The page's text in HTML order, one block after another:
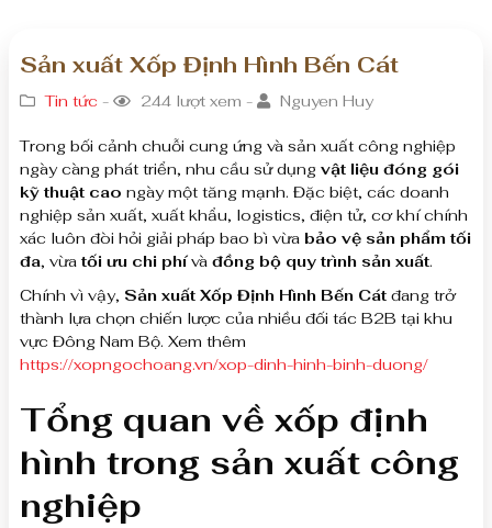
Sản xuất Xốp Định Hình Bến Cát
Tin tức - 244 lượt xem - Nguyen Huy
Trong bối cảnh chuỗi cung ứng và sản xuất công nghiệp
ngày càng phát triển, nhu cầu sử dụng vật liệu đóng gói
kỹ thuật cao ngày một tăng mạnh. Đặc biệt, các doanh
nghiệp sản xuất, xuất khẩu, logistics, điện tử, cơ khí chính
xác luôn đòi hỏi giải pháp bao bì vừa bảo vệ sản phẩm tối
đa, vừa tối ưu chi phívà đồng bộ quy trình sản xuất.
Chính vì vậy, Sản xuất Xốp Định Hình Bến Cát đang trở
thành lựa chọn chiến lược của nhiều đối tác B2B tại khu
vực Đông Nam Bộ. Xem thêm
https://xopngochoang.vn/xop-dinh-hinh-binh-duong/
Tổng quan về xốp định
hình trong sản xuất công
nghiệp